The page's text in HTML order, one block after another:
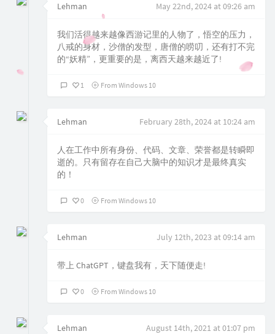
Lehman May 22nd, 2024 at 09:26 am
我们活得越来越像西游记里的人物了，悟空的压力，
八戒的身材，沙僧的发型，唐僧的唠叨，还有打不完
的“妖精”，更重要的是，离西天越来越近了!
1 From Windows 10
Lehman February 28th, 2024 at 10:24 am
人在工作中所有身份、代码、文章、荣誉都是转瞬即
逝的。只有留存在自己大脑中的知识才是最终真实
的！
0 From Windows 10
Lehman July 12th, 2023 at 09:14 am
带上 ChatGPT，键盘我有，天下随便走!
0 From Windows 10
Lehman August 14th, 2021 at 01:07 pm